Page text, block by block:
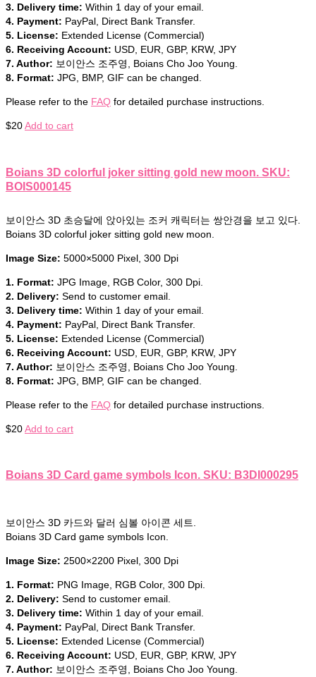
3. Delivery time: Within 1 day of your email.
4. Payment: PayPal, Direct Bank Transfer.
5. License: Extended License (Commercial)
6. Receiving Account: USD, EUR, GBP, KRW, JPY
7. Author: 보이안스 조주영, Boians Cho Joo Young.
8. Format: JPG, BMP, GIF can be changed.
Please refer to the FAQ for detailed purchase instructions.
$20Add to cart
Boians 3D colorful joker sitting gold new moon. SKU:
BOIS000145
보이안스 3D 초승달에 앉아있는 조커 캐릭터는 쌍안경을 보고 있다.
Boians 3D colorful joker sitting gold new moon.
Image Size: 5000×5000 Pixel, 300 Dpi
1. Format: JPG Image, RGB Color, 300 Dpi.
2. Delivery: Send to customer email.
3. Delivery time: Within 1 day of your email.
4. Payment: PayPal, Direct Bank Transfer.
5. License: Extended License (Commercial)
6. Receiving Account: USD, EUR, GBP, KRW, JPY
7. Author: 보이안스 조주영, Boians Cho Joo Young.
8. Format: JPG, BMP, GIF can be changed.
Please refer to the FAQ for detailed purchase instructions.
$20Add to cart
Boians 3D Card game symbols Icon. SKU: B3DI000295
보이안스 3D 카드와 달러 심볼 아이콘 세트.
Boians 3D Card game symbols Icon.
Image Size: 2500×2200 Pixel, 300 Dpi
1. Format: PNG Image, RGB Color, 300 Dpi.
2. Delivery: Send to customer email.
3. Delivery time: Within 1 day of your email.
4. Payment: PayPal, Direct Bank Transfer.
5. License: Extended License (Commercial)
6. Receiving Account: USD, EUR, GBP, KRW, JPY
7. Author: 보이안스 조주영, Boians Cho Joo Young.